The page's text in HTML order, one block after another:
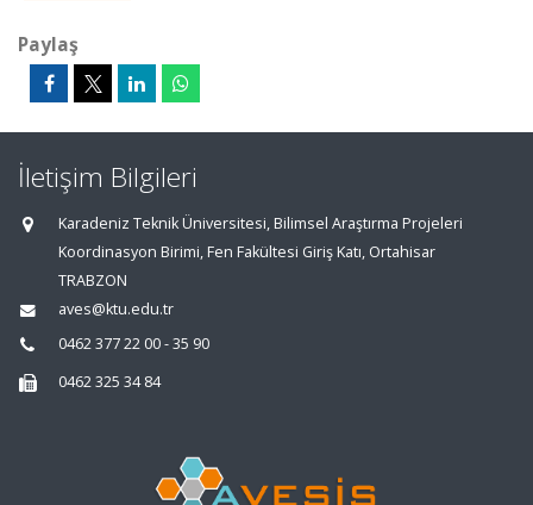
Paylaş
İletişim Bilgileri
Karadeniz Teknik Üniversitesi, Bilimsel Araştırma Projeleri
Koordinasyon Birimi, Fen Fakültesi Giriş Katı, Ortahisar
TRABZON
aves@ktu.edu.tr
0462 377 22 00 - 35 90
0462 325 34 84